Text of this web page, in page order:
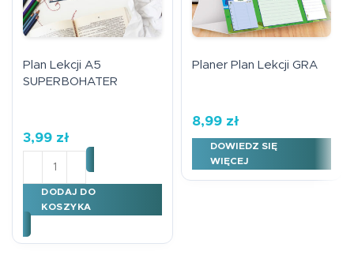
Plan Lekcji A5
SUPERBOHATER
3,99 zł
ilość Plan Lekcji A5 SUPERBOHATER
DODAJ DO
KOSZYKA
Planer Plan Lekcji GRA
8,99 zł
DOWIEDZ SIĘ
WIĘCEJ